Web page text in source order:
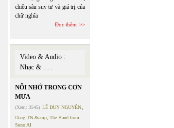
chiều sâu suy tư và giá trị của
chữ nghĩa
Đọc thêm
Video & Audio :
Nhạc & . . .
NỖI NHỚ TRONG CƠN
MƯA
(Xem: 3545) LÊ DUY NGUYÊN
Dang TN &amp; The Band from
Suno AI